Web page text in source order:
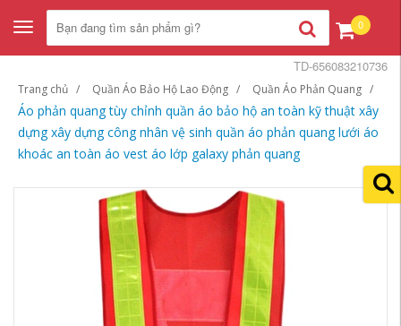
Toggle
navigation
0
Trang chủ Quần Áo Bảo Hộ Lao Động Quần Áo Phản Quang
Áo phản quang tùy chỉnh quần áo bảo hộ an toàn kỹ thuật xây
dựng xây dựng công nhân vệ sinh quần áo phản quang lưới áo
khoác an toàn áo vest áo lớp galaxy phản quang
TD-656083210736